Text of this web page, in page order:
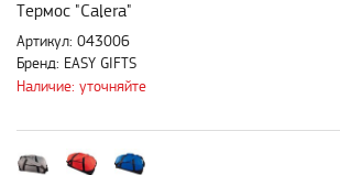
Термос "Calera"
Артикул: 043006
Бренд: EASY GIFTS
Наличие: уточняйте